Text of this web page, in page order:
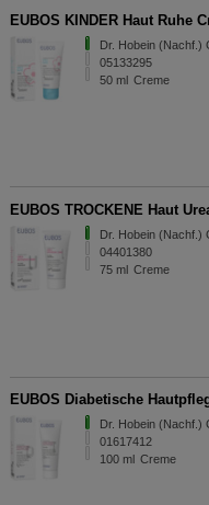
EUBOS KINDER Haut Ruhe
Dr. Hobein (Nachf.)
05133295
50 ml Creme
EUBOS TROCKENE Haut
Dr. Hobein (Nachf.)
04401380
75 ml Creme
EUBOS Diabetische
Dr. Hobein (Nachf.)
01617412
100 ml Creme